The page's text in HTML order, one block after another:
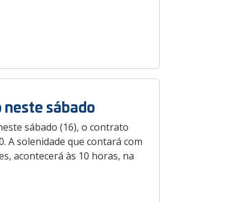
sábado
sábado (16), o contrato
A solenidade que contará com
acontecerá às 10 horas, na